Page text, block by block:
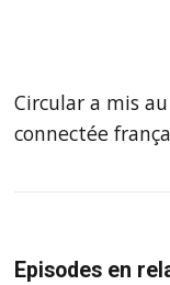
Circular a mis
connectée
Episodes en